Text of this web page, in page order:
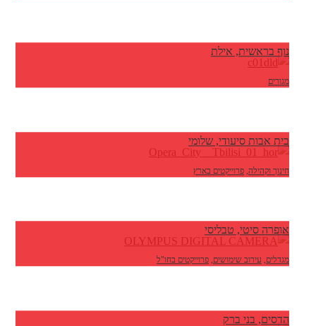
נוף בראשית, אילת
מגורים
בית אבות סיעודי, שלומי
חינוך וקהילה, פרוייקטים בארץ
אופרה סיטי, טבליסי
מגדלים, עירוב שימושים, פרוייקטים בחו"ל
הדסים, בני ברק